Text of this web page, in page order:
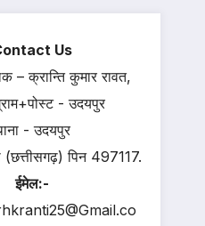
Us
– क्रान्ति कुमार रावत,
- उदयपुर
- उदयपुर
पिन 497117.
ईमेल:-